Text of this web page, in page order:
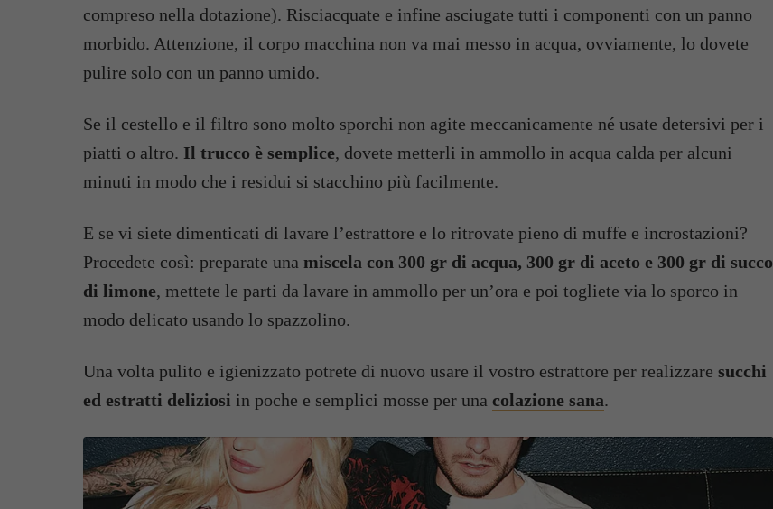
compreso nella dotazione). Risciacquate e infine asciugate tutti i componenti con un panno
morbido. Attenzione, il corpo macchina non va mai messo in acqua, ovviamente, lo dovete
pulire solo con un panno umido.
Se il cestello e il filtro sono molto sporchi non agite meccanicamente né usate detersivi per i
piatti o altro. Il trucco è semplice, dovete metterli in ammollo in acqua calda per alcuni
minuti in modo che i residui si stacchino più facilmente.
E se vi siete dimenticati di lavare l’estrattore e lo ritrovate pieno di muffe e incrostazioni?
Procedete così: preparate una miscela con 300 gr di acqua, 300 gr di aceto e 300 gr di succo
di limone, mettete le parti da lavare in ammollo per un’ora e poi togliete via lo sporco in
modo delicato usando lo spazzolino.
Una volta pulito e igienizzato potrete di nuovo usare il vostro estrattore per realizzare succhi
ed estratti deliziosi in poche e semplici mosse per una colazione sana.